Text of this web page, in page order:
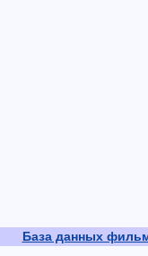
База данных